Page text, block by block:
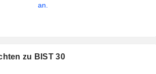
an.
zu BIST 30